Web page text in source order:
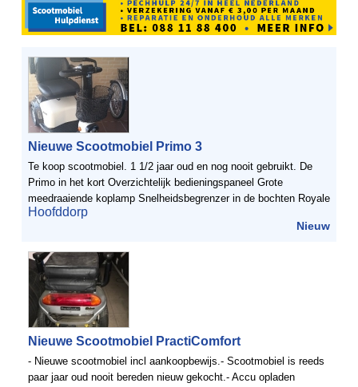
Nieuwe Scootmobiel Primo 3
Te koop scootmobiel. 1 1/2 jaar oud en nog nooit gebruikt. De
Primo in het kort Overzichtelijk bedieningspaneel Grote
meedraaiende koplamp Snelheidsbegrenzer in de bochten Royale
been- en voetruimte INDEGO veersysteem Torsievering ...
Hoofddorp
Nieuw
Nieuwe Scootmobiel PractiComfort
- Nieuwe scootmobiel incl aankoopbewijs.- Scootmobiel is reeds
paar jaar oud nooit bereden nieuw gekocht.- Accu opladen